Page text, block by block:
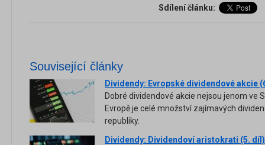
Sdílení článku:
Související články
Dividendy: Evropské dividendové akcie
Dobré dividendové akcie nejsou jenom ve
Evropě je celé množství zajímavých
republiky.
Dividendy: Dividendoví aristokrati (5. díl)